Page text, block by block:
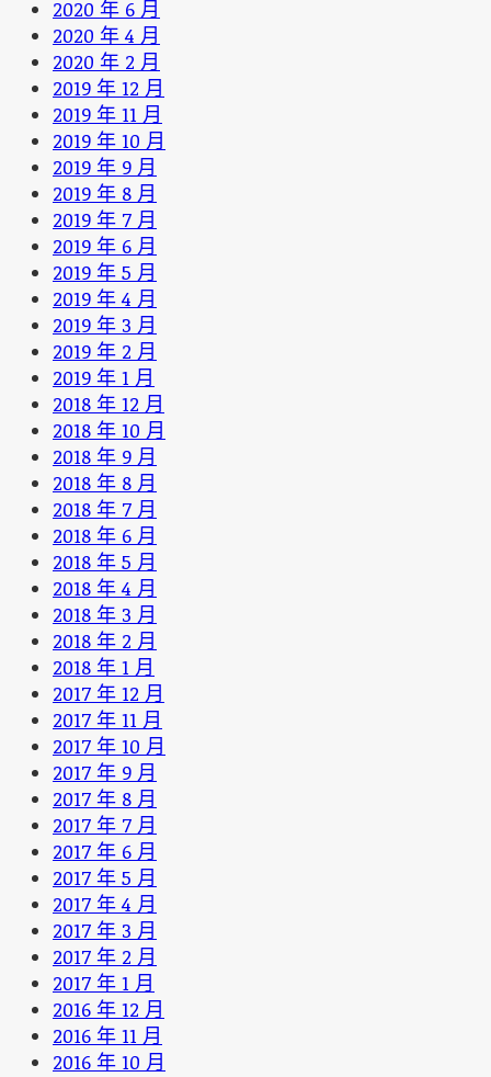
2020 年 6 月
2020 年 4 月
2020 年 2 月
2019 年 12 月
2019 年 11 月
2019 年 10 月
2019 年 9 月
2019 年 8 月
2019 年 7 月
2019 年 6 月
2019 年 5 月
2019 年 4 月
2019 年 3 月
2019 年 2 月
2019 年 1 月
2018 年 12 月
2018 年 10 月
2018 年 9 月
2018 年 8 月
2018 年 7 月
2018 年 6 月
2018 年 5 月
2018 年 4 月
2018 年 3 月
2018 年 2 月
2018 年 1 月
2017 年 12 月
2017 年 11 月
2017 年 10 月
2017 年 9 月
2017 年 8 月
2017 年 7 月
2017 年 6 月
2017 年 5 月
2017 年 4 月
2017 年 3 月
2017 年 2 月
2017 年 1 月
2016 年 12 月
2016 年 11 月
2016 年 10 月